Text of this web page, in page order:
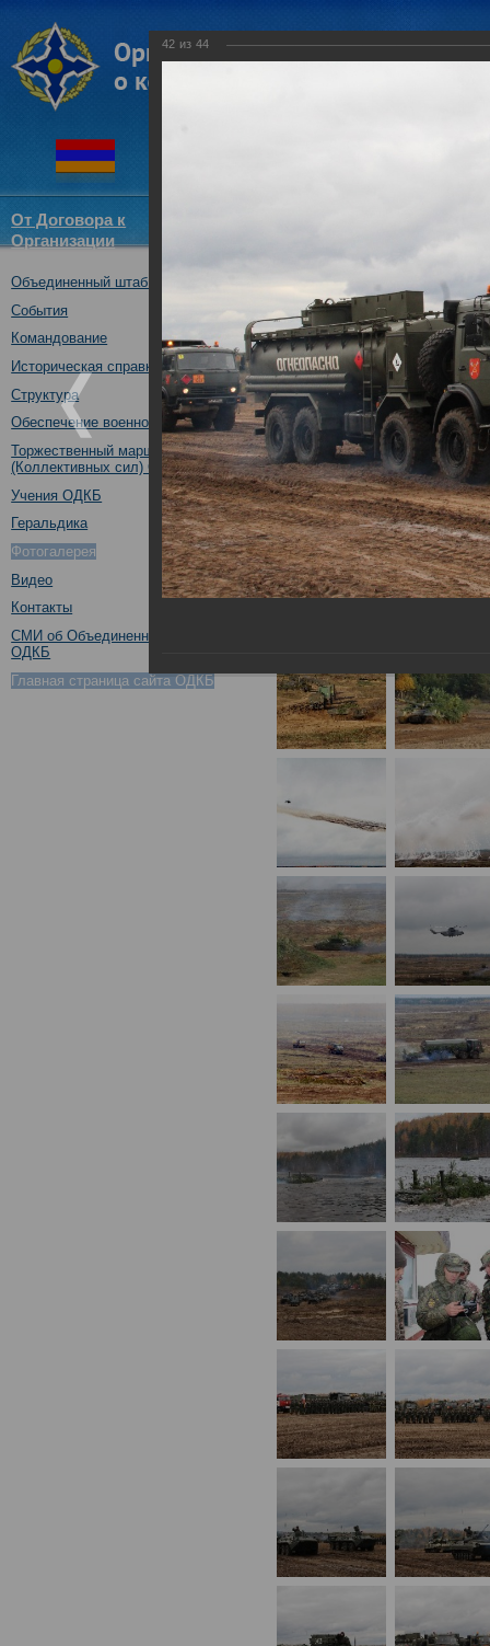
От Договора к
Организации
Объединенный штаб ОДКБ
События
Командование
Историческая справка
Структура
Обеспечение военной безопасности
Торжественный марш Войск
(Коллективных сил) ОДКБ
Учения ОДКБ
Геральдика
Фотогалерея
Видео
Контакты
СМИ об Объединенном штабе
ОДКБ
Главная страница сайта ОДКБ
Специальное учение
средствами
государств – членов
Нижегородская обл.,
08.10.2019
42 из 44